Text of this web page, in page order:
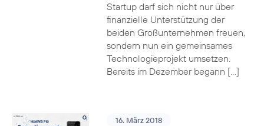
Startup darf sich nicht nur über
finanzielle Unterstützung der
beiden Großunternehmen freuen,
sondern nun ein gemeinsames
Technologieprojekt umsetzen.
Bereits im Dezember begann […]
16. März 2018